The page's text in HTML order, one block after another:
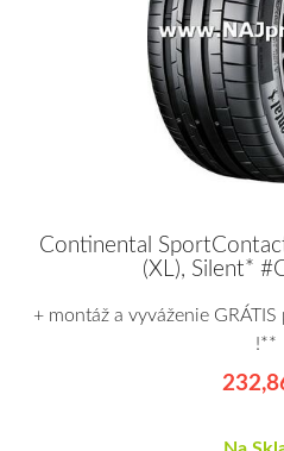
Continental
(XL), Silent*
+ montáž a vyváženie
!**